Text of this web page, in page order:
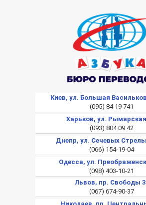
Киев, ул. Большая
(095) 84 19 741
Харьков, ул.
(093) 804 09 42
Днепр, ул. Сечевых
(066) 154-19-04
Одесса, ул.
(098) 403-10-21
Львов, пр. Свободы
(067) 674-90-37